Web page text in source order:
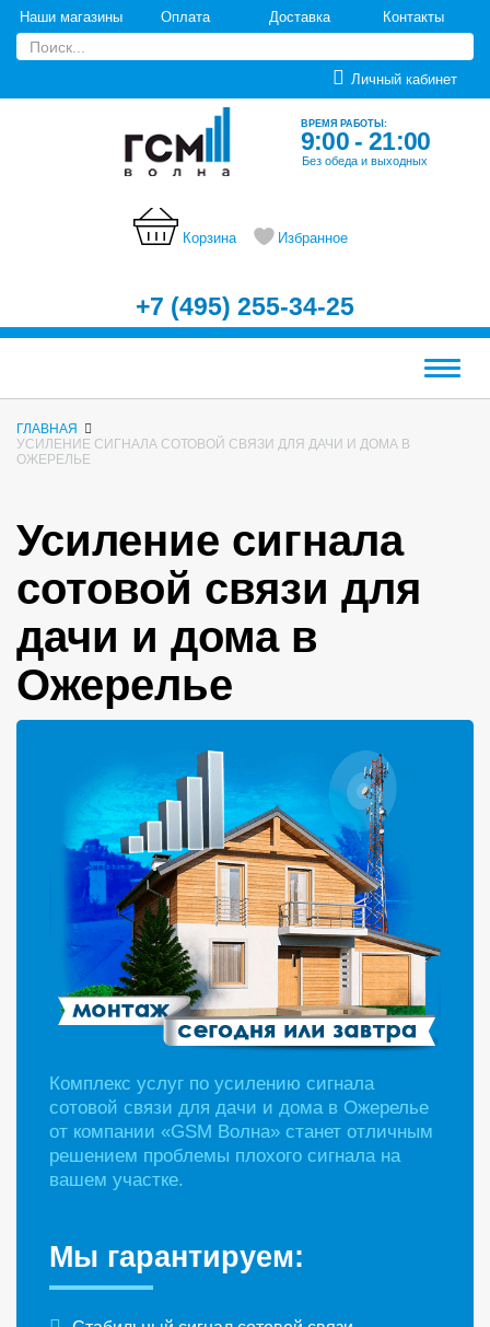
Наши магазины Оплата Доставка Контакты
Личный кабинет
ВРЕМЯ РАБОТЫ:
9:00 - 21:00
Без обеда и выходных
Корзина Избранное
+7 (495) 255-34-25
Меню
ГЛАВНАЯ
УСИЛЕНИЕ СИГНАЛА СОТОВОЙ СВЯЗИ ДЛЯ ДАЧИ И ДОМА В
ОЖЕРЕЛЬЕ
Усиление сигнала
сотовой связи для
дачи и дома в
Ожерелье
Комплекс услуг по усилению сигнала
сотовой связи для дачи и дома в Ожерелье
от компании «GSM Волна» станет отличным
решением проблемы плохого сигнала на
вашем участке.
Мы гарантируем: